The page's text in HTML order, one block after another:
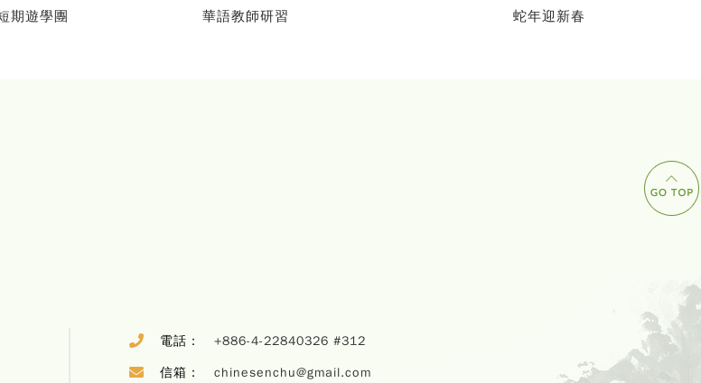
蛇年迎新春 2024暑期華語遊學團
電話： +886-4-22840326 #312
信箱： chinesenchu@gmail.com